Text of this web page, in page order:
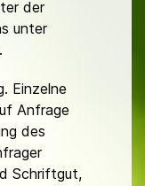
der
unter
Einzelne
Anfrage
des
Schriftgut,